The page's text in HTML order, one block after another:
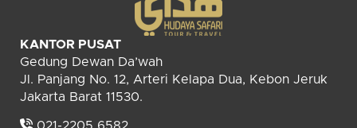
KANTOR PUSAT
Gedung Dewan Da’wah
Jl. Panjang No. 12, Arteri Kelapa Dua, Kebon Jeruk
Jakarta Barat 11530.